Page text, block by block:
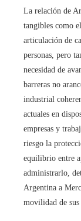
La relación de
tangibles como
articulación de
personas, pero
necesidad de
barreras no
industrial
actuales en
empresas y
riesgo la
equilibrio entre
administrarlo,
Argentina a
movilidad de sus